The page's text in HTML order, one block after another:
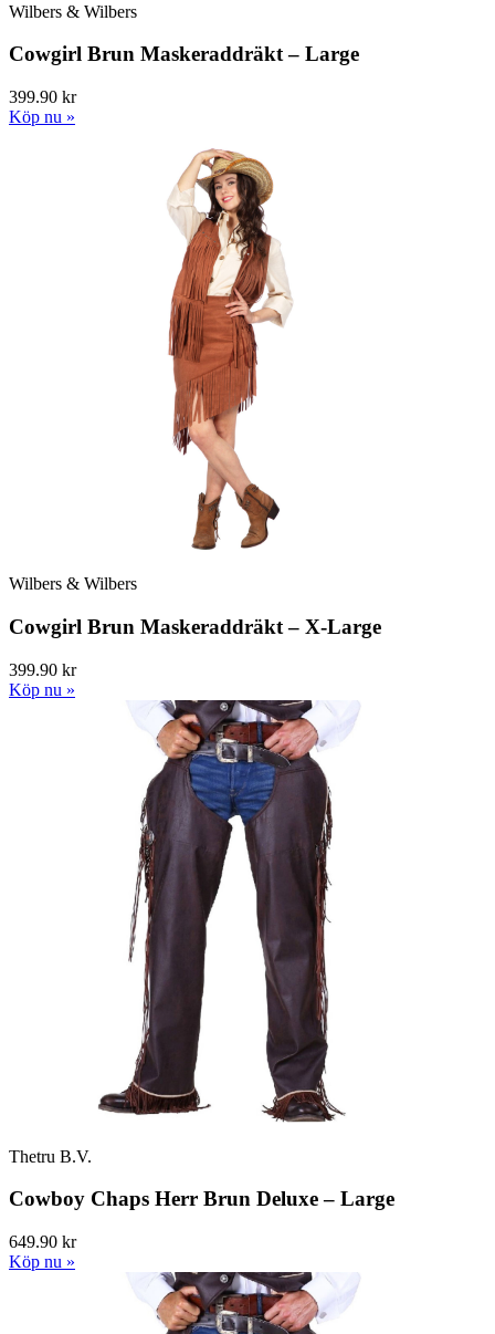
Wilbers & Wilbers
Cowgirl Brun Maskeraddräkt – Large
399.90 kr
Köp nu »
Wilbers & Wilbers
Cowgirl Brun Maskeraddräkt – X-Large
399.90 kr
Köp nu »
Thetru B.V.
Cowboy Chaps Herr Brun Deluxe – Large
649.90 kr
Köp nu »